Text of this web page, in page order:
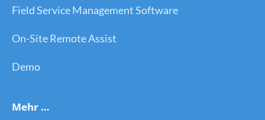
Field Service Management Software
On-Site Remote Assist
Demo
Mehr …